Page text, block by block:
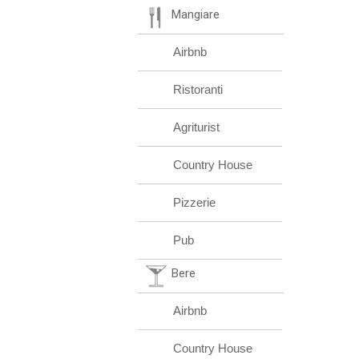
Mangiare
Airbnb
Ristoranti
Agriturist
Country House
Pizzerie
Pub
Bere
Airbnb
Country House